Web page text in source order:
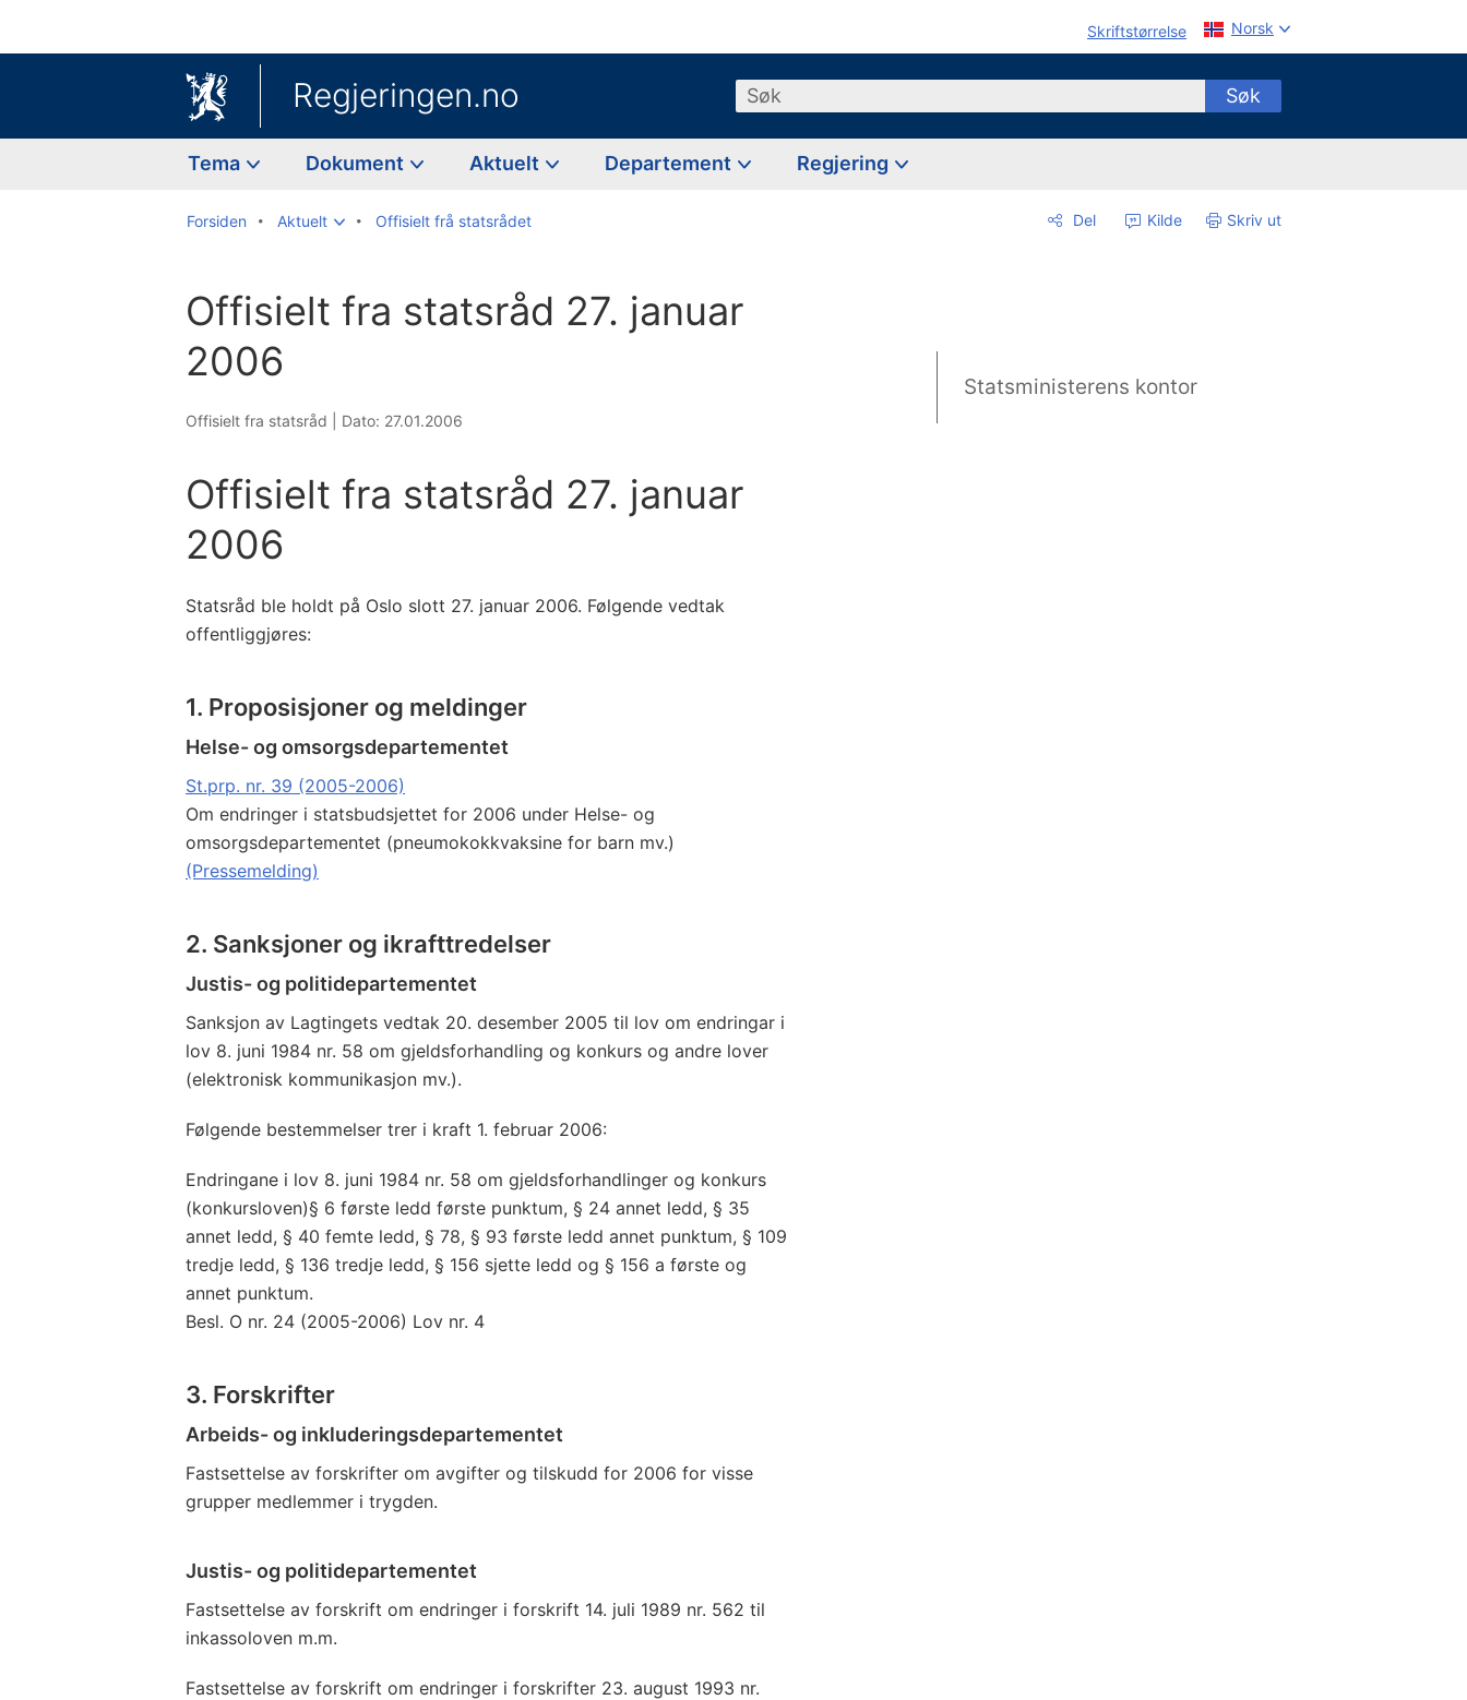
Skriftstørrelse Norsk
Regjeringen.no Søk Søk
Tema Dokument Aktuelt Departement Regjering
Forsiden Aktuelt Offisielt frå statsrådet Del Kilde Skriv ut
Offisielt fra statsråd 27. januar
2006
Offisielt fra statsråd | Dato: 27.01.2006
Offisielt fra statsråd 27. januar
2006
Statsråd ble holdt på Oslo slott 27. januar 2006. Følgende vedtak
offentliggjøres:
1. Proposisjoner og meldinger
Helse- og omsorgsdepartementet
St.prp. nr. 39 (2005-2006)
Om endringer i statsbudsjettet for 2006 under Helse- og
omsorgsdepartementet (pneumokokkvaksine for barn mv.)
(Pressemelding)
2. Sanksjoner og ikrafttredelser
Justis- og politidepartementet
Sanksjon av Lagtingets vedtak 20. desember 2005 til lov om endringar i
lov 8. juni 1984 nr. 58 om gjeldsforhandling og konkurs og andre lover
(elektronisk kommunikasjon mv.).
Følgende bestemmelser trer i kraft 1. februar 2006:
Endringane i lov 8. juni 1984 nr. 58 om gjeldsforhandlinger og konkurs
(konkursloven)§ 6 første ledd første punktum, § 24 annet ledd, § 35
annet ledd, § 40 femte ledd, § 78, § 93 første ledd annet punktum, § 109
tredje ledd, § 136 tredje ledd, § 156 sjette ledd og § 156 a første og
annet punktum.
Besl. O nr. 24 (2005-2006) Lov nr. 4
3. Forskrifter
Arbeids- og inkluderingsdepartementet
Fastsettelse av forskrifter om avgifter og tilskudd for 2006 for visse
grupper medlemmer i trygden.
Justis- og politidepartementet
Fastsettelse av forskrift om endringer i forskrift 14. juli 1989 nr. 562 til
inkassoloven m.m.
Fastsettelse av forskrift om endringer i forskrifter 23. august 1993 nr.
Statsministerens kontor